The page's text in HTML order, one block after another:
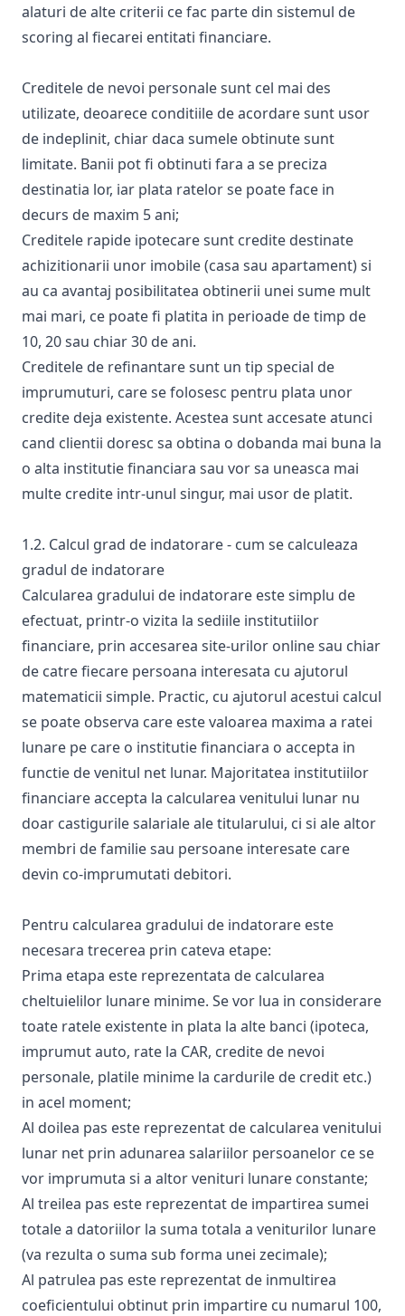
alaturi de alte criterii ce fac parte din sistemul de
scoring al fiecarei entitati financiare.
Creditele de nevoi personale sunt cel mai des
utilizate, deoarece conditiile de acordare sunt usor
de indeplinit, chiar daca sumele obtinute sunt
limitate. Banii pot fi obtinuti fara a se preciza
destinatia lor, iar plata ratelor se poate face in
decurs de maxim 5 ani;
Creditele rapide ipotecare sunt credite destinate
achizitionarii unor imobile (casa sau apartament) si
au ca avantaj posibilitatea obtinerii unei sume mult
mai mari, ce poate fi platita in perioade de timp de
10, 20 sau chiar 30 de ani.
Creditele de refinantare sunt un tip special de
imprumuturi, care se folosesc pentru plata unor
credite deja existente. Acestea sunt accesate atunci
cand clientii doresc sa obtina o dobanda mai buna la
o alta institutie financiara sau vor sa uneasca mai
multe credite intr-unul singur, mai usor de platit.
1.2. Calcul grad de indatorare - cum se calculeaza
gradul de indatorare
Calcularea gradului de indatorare este simplu de
efectuat, printr-o vizita la sediile institutiilor
financiare, prin accesarea site-urilor online sau chiar
de catre fiecare persoana interesata cu ajutorul
matematicii simple. Practic, cu ajutorul acestui calcul
se poate observa care este valoarea maxima a ratei
lunare pe care o institutie financiara o accepta in
functie de venitul net lunar. Majoritatea institutiilor
financiare accepta la calcularea venitului lunar nu
doar castigurile salariale ale titularului, ci si ale altor
membri de familie sau persoane interesate care
devin co-imprumutati debitori.
Pentru calcularea gradului de indatorare este
necesara trecerea prin cateva etape:
Prima etapa este reprezentata de calcularea
cheltuielilor lunare minime. Se vor lua in considerare
toate ratele existente in plata la alte banci (ipoteca,
imprumut auto, rate la CAR, credite de nevoi
personale, platile minime la cardurile de credit etc.)
in acel moment;
Al doilea pas este reprezentat de calcularea venitului
lunar net prin adunarea salariilor persoanelor ce se
vor imprumuta si a altor venituri lunare constante;
Al treilea pas este reprezentat de impartirea sumei
totale a datoriilor la suma totala a veniturilor lunare
(va rezulta o suma sub forma unei zecimale);
Al patrulea pas este reprezentat de inmultirea
coeficientului obtinut prin impartire cu numarul 100,